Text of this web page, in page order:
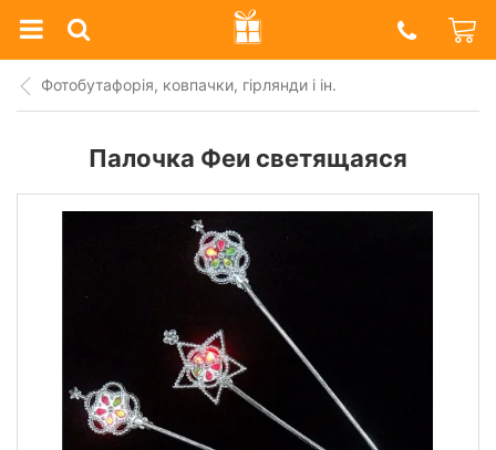
Prazdnik
Shop
Фотобутафорія, ковпачки, гірлянди і ін.
Палочка Феи светящаяся